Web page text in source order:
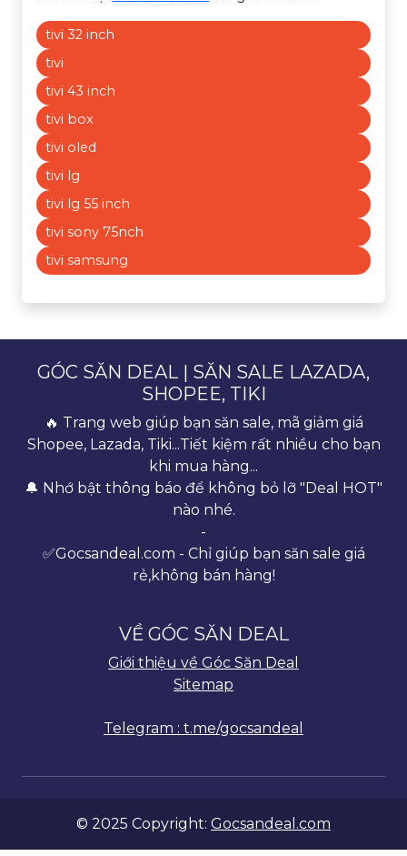
tivi 32 inch
tivi
tivi 43 inch
tivi box
tivi oled
tivi lg
tivi lg 55 inch
tivi sony 75nch
tivi samsung
GÓC SĂN DEAL | SĂN SALE LAZADA,
SHOPEE, TIKI
🔥 Trang web giúp bạn săn sale, mã giảm giá
Shopee, Lazada, Tiki...Tiết kiệm rất nhiều cho bạn
khi mua hàng...
🔔 Nhớ bật thông báo để không bỏ lỡ "Deal HOT"
nào nhé.
-
✅Gocsandeal.com - Chỉ giúp bạn săn sale giá
rẻ,không bán hàng!
VỀ GÓC SĂN DEAL
Giới thiệu về Góc Săn Deal
Sitemap
Telegram : t.me/gocsandeal
© 2025 Copyright: Gocsandeal.com